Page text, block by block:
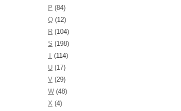
P (84)
Q (12)
R (104)
S (198)
T (114)
U (17)
V (29)
W (48)
X (4)